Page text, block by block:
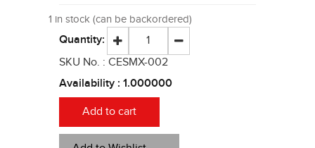
1 in stock (can be backordered)
Quantity:
SKU No. : CESMX-002
Availability : 1.000000
Add to cart